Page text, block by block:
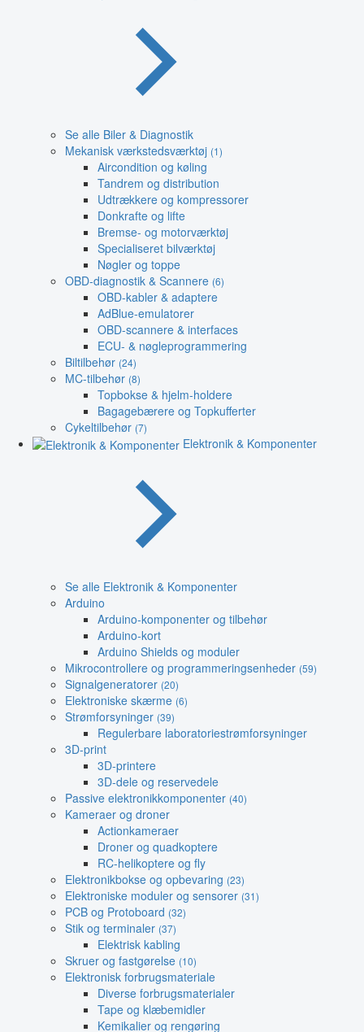
Se alle Biler & Diagnostik
Mekanisk værkstedsværktøj (1)
Aircondition og køling
Tandrem og distribution
Udtrækkere og kompressorer
Donkrafte og lifte
Bremse- og motorværktøj
Specialiseret bilværktøj
Nøgler og toppe
OBD-diagnostik & Scannere (6)
OBD-kabler & adaptere
AdBlue-emulatorer
OBD-scannere & interfaces
ECU- & nøgleprogrammering
Biltilbehør (24)
MC-tilbehør (8)
Topbokse & hjelm-holdere
Bagagebærere og Topkufferter
Cykeltilbehør (7)
Elektronik & Komponenter
Se alle Elektronik & Komponenter
Arduino
Arduino-komponenter og tilbehør
Arduino-kort
Arduino Shields og moduler
Mikrocontrollere og programmeringsenheder (59)
Signalgeneratorer (20)
Elektroniske skærme (6)
Strømforsyninger (39)
Regulerbare laboratoriestrømforsyninger
3D-print
3D-printere
3D-dele og reservedele
Passive elektronikkomponenter (40)
Kameraer og droner
Actionkameraer
Droner og quadkoptere
RC-helikoptere og fly
Elektronikbokse og opbevaring (23)
Elektroniske moduler og sensorer (31)
PCB og Protoboard (32)
Stik og terminaler (37)
Elektrisk kabling
Skruer og fastgørelse (10)
Elektronisk forbrugsmateriale
Diverse forbrugsmaterialer
Tape og klæbemidler
Kemikalier og rengøring